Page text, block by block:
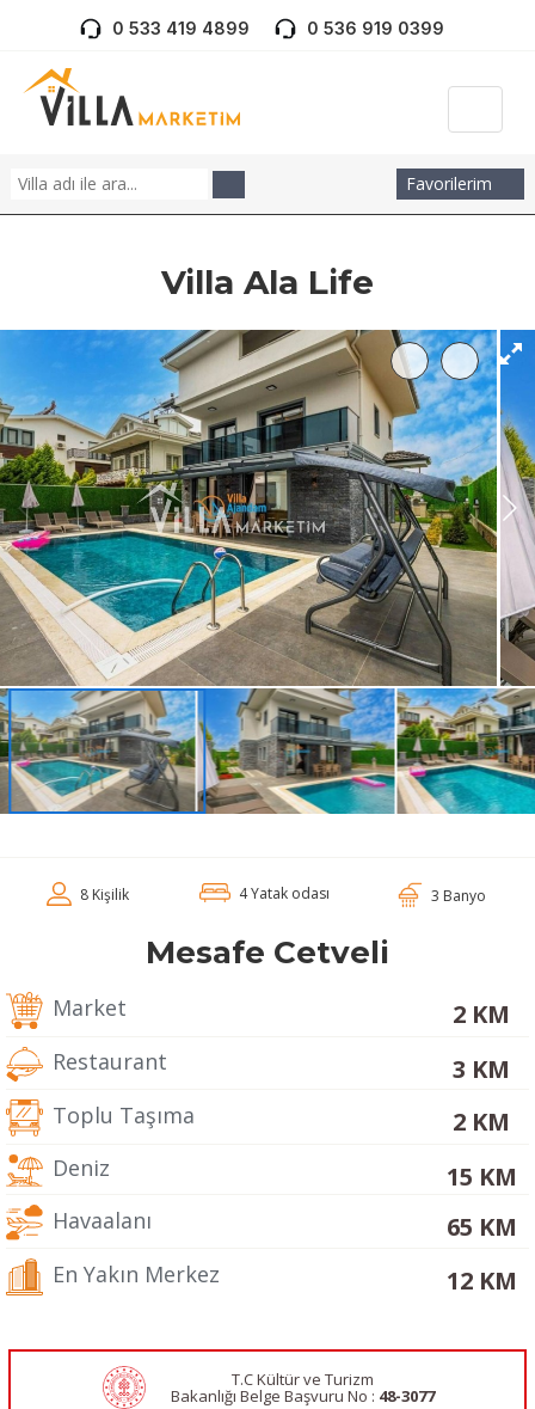
0 533 419 4899 0 536 919 0399
Favorilerim
Villa Ala Life
8 Kişilik 4 Yatak odası 3 Banyo
Mesafe Cetveli
Market 2 KM
Restaurant 3 KM
Toplu Taşıma 2 KM
Deniz 15 KM
Havaalanı 65 KM
En Yakın Merkez 12 KM
T.C Kültür ve Turizm
Bakanlığı Belge Başvuru No : 48-3077